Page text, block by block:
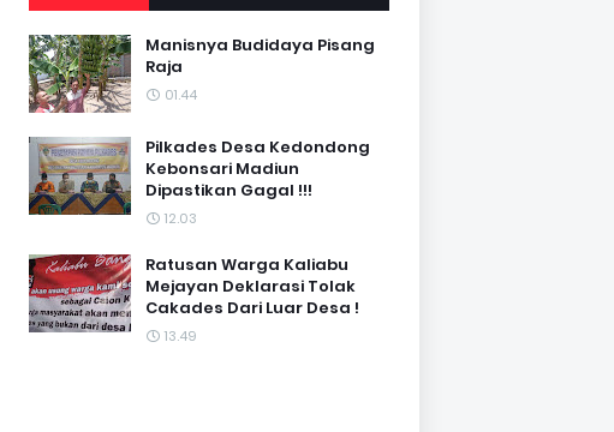
Manisnya Budidaya Pisang
Raja
01.44
Pilkades Desa Kedondong
Kebonsari Madiun
Dipastikan Gagal !!!
12.03
Ratusan Warga Kaliabu
Mejayan Deklarasi Tolak
Cakades Dari Luar Desa !
13.49